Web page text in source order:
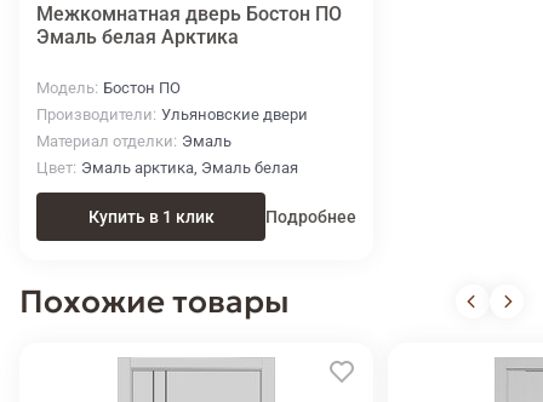
Межкомнатная дверь Бостон ПО
Эмаль белая Арктика
Модель Бостон ПО
Производители Ульяновские двери
Материал отделки Эмаль
Цвет Эмаль арктика, Эмаль белая
Купить в 1 клик Подробнее
Похожие товары